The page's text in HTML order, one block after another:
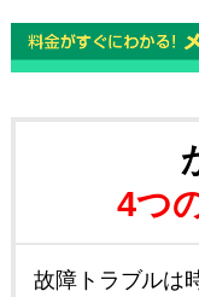
4つ
故障トラブルは